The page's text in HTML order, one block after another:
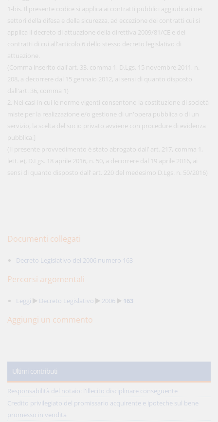
1-bis. Il presente codice si applica ai contratti pubblici aggiudicati nei
settori della difesa e della sicurezza, ad eccezione dei contratti cui si
applica il decreto di attuazione della direttiva 2009/81/CE e dei
contratti di cui all'articolo 6 dello stesso decreto legislativo di
attuazione.
(Comma inserito dall'art. 33, comma 1, D.Lgs. 15 novembre 2011, n.
208, a decorrere dal 15 gennaio 2012, ai sensi di quanto disposto
dall'art. 36, comma 1)
2. Nei casi in cui le norme vigenti consentono la costituzione di società
miste per la realizzazione e/o gestione di un'opera pubblica o di un
servizio, la scelta del socio privato avviene con procedure di evidenza
pubblica.]
(Il presente provvedimento è stato abrogato dall’ art. 217, comma 1,
lett. e), D.Lgs. 18 aprile 2016, n. 50, a decorrere dal 19 aprile 2016, ai
sensi di quanto disposto dall’ art. 220 del medesimo D.Lgs. n. 50/2016)
Documenti collegati
Decreto Legislativo del 2006 numero 163
Percorsi argomentali
Leggi Decreto Legislativo 2006 163
Aggiungi un commento
Ultimi contributi
Responsabilità del notaio: l'illecito disciplinare conseguente
Credito privilegiato del promissario acquirente e ipoteche sul bene
promesso in vendita